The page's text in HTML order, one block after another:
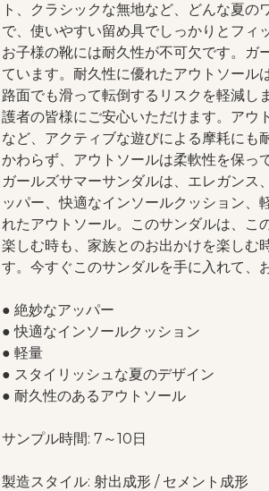
ト、クラシックな無地など、どんな夏
で、使いやすい留め具でしっかりとフィ
お子様の靴には耐久性が不可欠です。ガ
ています。耐久性に優れたアウトソール
路面でも滑って転倒するリスクを軽減し
護者の皆様にご安心いただけます。アウ
など、アクティブな遊びによる摩耗にも
かわらず、アウトソールは柔軟性を保っ
ガールズサマーサンダルは、エレガンス
ッパー、快適なインソールクッション
れたアウトソール。このサンダルは、こ
楽しむ時も、家族とのお出かけを楽しむ
す。今すぐこのサンダルを手に入れて、
● 絶妙なアッパー
● 快適なインソールクッション
● 軽量
● スタイリッシュな夏のデザイン
● 耐久性のあるアウトソール
サンプル時間: 7～10日
製造スタイル: 射出成形 / セメント成形